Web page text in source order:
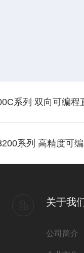
系列 双向可编程
系列 高精度可
关于我
公司简介